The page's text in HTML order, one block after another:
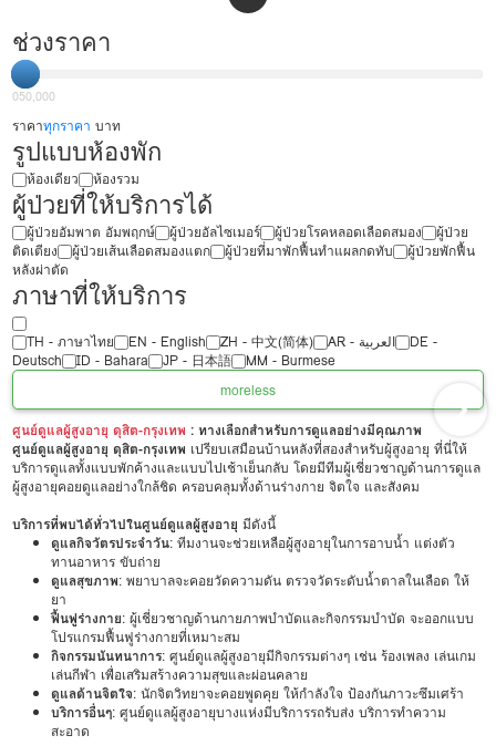
ช่วงราคา
050,000
ราคาทุกราคา บาท
รูปแบบห้องพัก
ห้องเดียว ห้องรวม
ผู้ป่วยที่ให้บริการได้
ผู้ป่วยอัมพาต อัมพฤกษ์ ผู้ป่วยอัลไซเมอร์ ผู้ป่วยโรคหลอดเลือดสมอง
ผู้ป่วย
ติดเตียง
ผู้ป่วยเส้นเลือดสมองแตก ผู้ป่วยที่มาพักฟื้นทำแผลกดทับ
ผู้ป่วยพักฟื้น
หลังผ่าตัด
ภาษาที่ให้บริการ
TH - ‏ภาษาไทย EN - English ZH - 中文(简体) ‏AR - ‏العربية‏
DE -
Deutsch
ID - Bahara JP - 日本語
MM - Burmese
moreless
ศูนย์ดูแลผู้สูงอายุ ดุสิต-กรุงเทพ : ทางเลือกสำหรับการดูแลอย่างมีคุณภาพ
ศูนย์ดูแลผู้สูงอายุ ดุสิต-กรุงเทพ เปรียบเสมือนบ้านหลังที่สองสำหรับผู้สูงอายุ ที่นี่ให้
บริการดูแลทั้งแบบพักค้างและแบบไปเช้าเย็นกลับ โดยมีทีมผู้เชี่ยวชาญด้านการดูแล
ผู้สูงอายุคอยดูแลอย่างใกล้ชิด ครอบคลุมทั้งด้านร่างกาย จิตใจ และสังคม
บริการที่พบได้ทั่วไปในศูนย์ดูแลผู้สูงอายุ มีดังนี้
ดูแลกิจวัตรประจำวัน: ทีมงานจะช่วยเหลือผู้สูงอายุในการอาบน้ำ แต่งตัว
ทานอาหาร ขับถ่าย
ดูแลสุขภาพ: พยาบาลจะคอยวัดความดัน ตรวจวัดระดับน้ำตาลในเลือด ให้
ยา
ฟื้นฟูร่างกาย: ผู้เชี่ยวชาญด้านกายภาพบำบัดและกิจกรรมบำบัด จะออกแบบ
โปรแกรมฟื้นฟูร่างกายที่เหมาะสม
กิจกรรมนันทนาการ: ศูนย์ดูแลผู้สูงอายุมีกิจกรรมต่างๆ เช่น ร้องเพลง เล่นเกม
เล่นกีฬา เพื่อเสริมสร้างความสุขและผ่อนคลาย
ดูแลด้านจิตใจ: นักจิตวิทยาจะคอยพูดคุย ให้กำลังใจ ป้องกันภาวะซึมเศร้า
บริการอื่นๆ: ศูนย์ดูแลผู้สูงอายุบางแห่งมีบริการรถรับส่ง บริการทำความ
สะอาด